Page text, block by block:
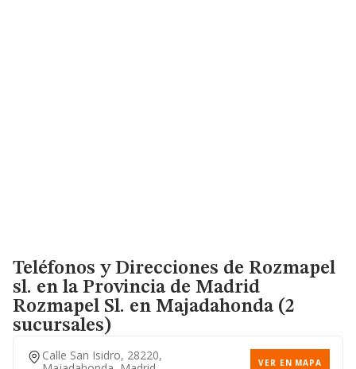
Teléfonos y Direcciones de Rozmapel
sl. en la Provincia de Madrid
Rozmapel Sl. en Majadahonda (2
sucursales)
Calle San Isidro, 28220,
VER EN MAPA